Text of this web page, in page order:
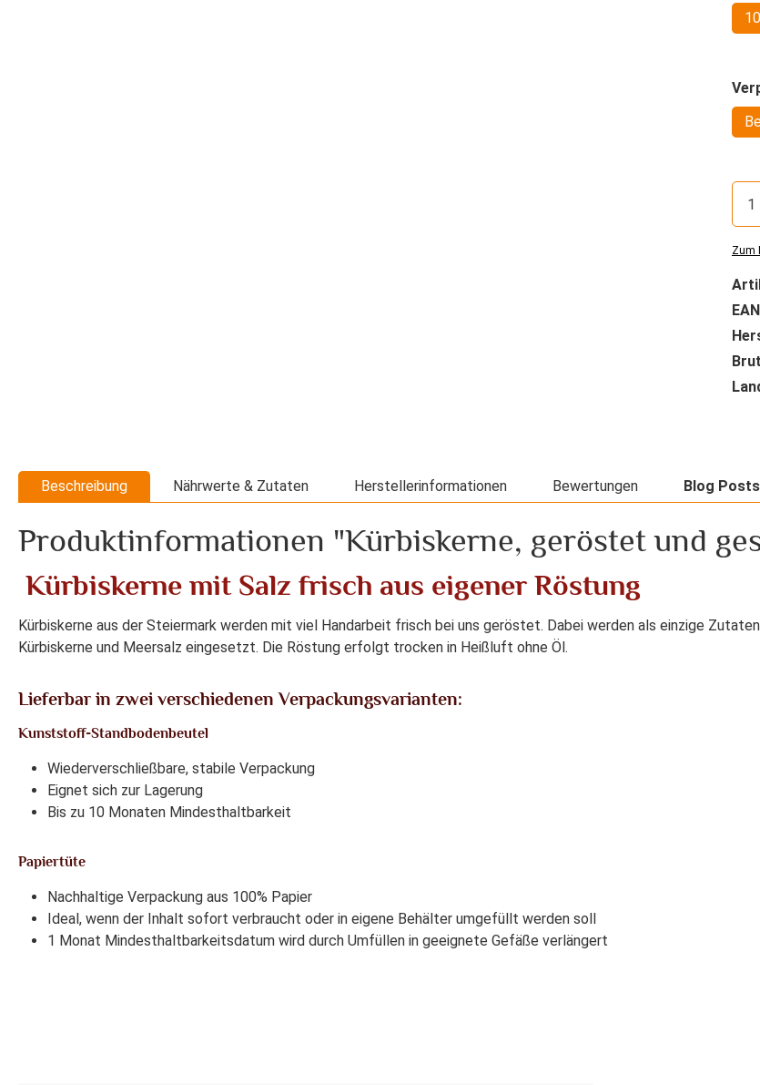
Zum
Beschreibung Nährwerte & Zutaten Herstellerinformationen Bewertungen Blog Posts
Produktinformationen "Kürbiskerne, geröstet und
Kürbiskerne mit Salz frisch aus eigener Röstung
Kürbiskerne aus der Steiermark werden mit viel Handarbeit frisch bei uns geröstet. Dabei werden als einzige Zutaten
Kürbiskerne und Meersalz eingesetzt. Die Röstung erfolgt trocken in Heißluft ohne Öl.
Lieferbar in zwei verschiedenen Verpackungsvarianten:
Kunststoff-Standbodenbeutel
Wiederverschließbare, stabile Verpackung
Eignet sich zur Lagerung
Bis zu 10 Monaten Mindesthaltbarkeit
Papiertüte
Nachhaltige Verpackung aus 100% Papier
Ideal, wenn der Inhalt sofort verbraucht oder in eigene Behälter umgefüllt werden soll
1 Monat Mindesthaltbarkeitsdatum wird durch Umfüllen in geeignete Gefäße verlängert